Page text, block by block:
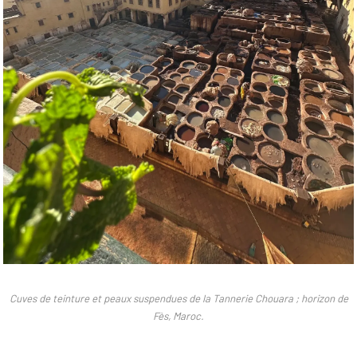
Cuves de teinture et peaux suspendues de la Tannerie Chouara ; horizon de
Fès, Maroc.